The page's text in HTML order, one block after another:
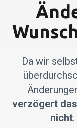
Da wir
verzögert
nicht